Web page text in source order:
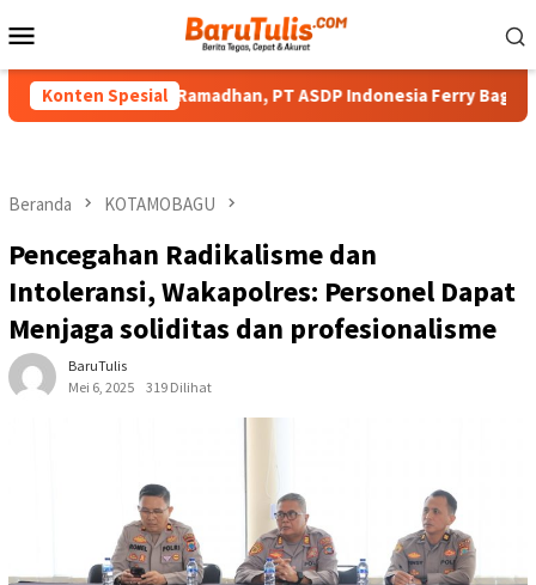
ke
Mobile
Konten Spesial
di Bulan Ramadhan, PT ASDP Indonesia Ferry Bagi Takjil Ke
Beranda KOTAMOBAGU
Pencegahan Radikalisme dan
Intoleransi, Wakapolres: Personel Dapat
Menjaga soliditas dan profesionalisme
BaruTulis
Mei 6, 2025
319 Dilihat